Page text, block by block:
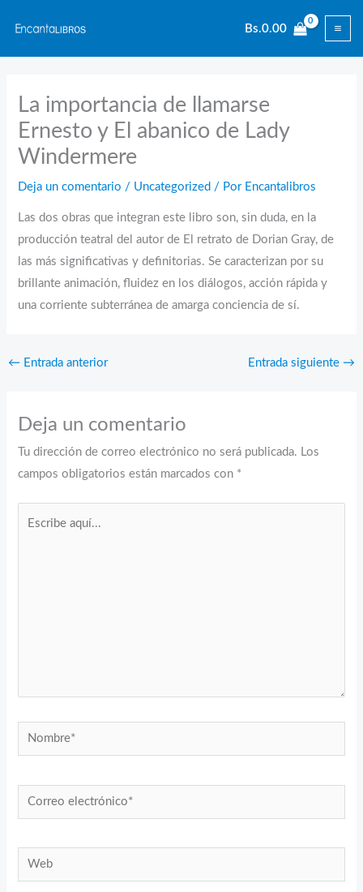
contenido
Bs.0.00
La importancia de llamarse
Ernesto y El abanico de Lady
Windermere
Deja un comentario / Uncategorized / Por Encantalibros
Las dos obras que integran este libro son, sin duda, en la
producción teatral del autor de El retrato de Dorian Gray, de
las más significativas y definitorias. Se caracterizan por su
brillante animación, fluidez en los diálogos, acción rápida y
una corriente subterránea de amarga conciencia de sí.
← Entrada anterior Entrada siguiente →
Deja un comentario
Tu dirección de correo electrónico no será publicada. Los
campos obligatorios están marcados con *
Nombre*
Correo
electrónico*
Web